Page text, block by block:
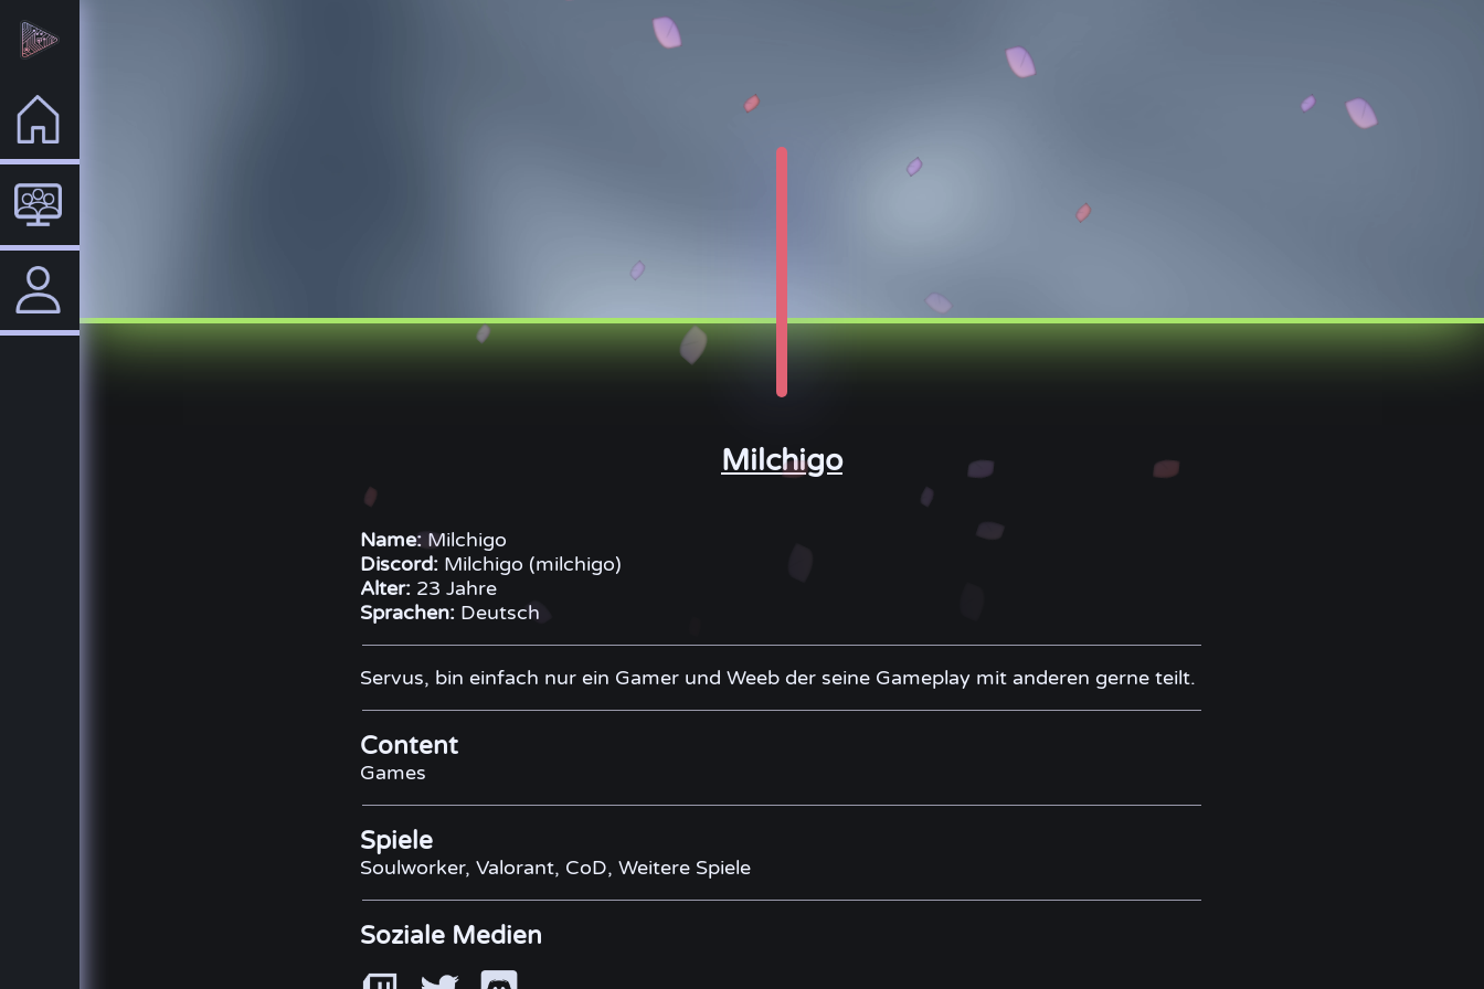
Milchigo
Name: Milchigo
Discord: Milchigo (milchigo)
Alter: 23 Jahre
Sprachen: Deutsch
Servus, bin einfach nur ein Gamer und Weeb der seine Gameplay mit anderen gerne teilt.
Content
Games
Spiele
Soulworker, Valorant, CoD, Weitere Spiele
Soziale Medien